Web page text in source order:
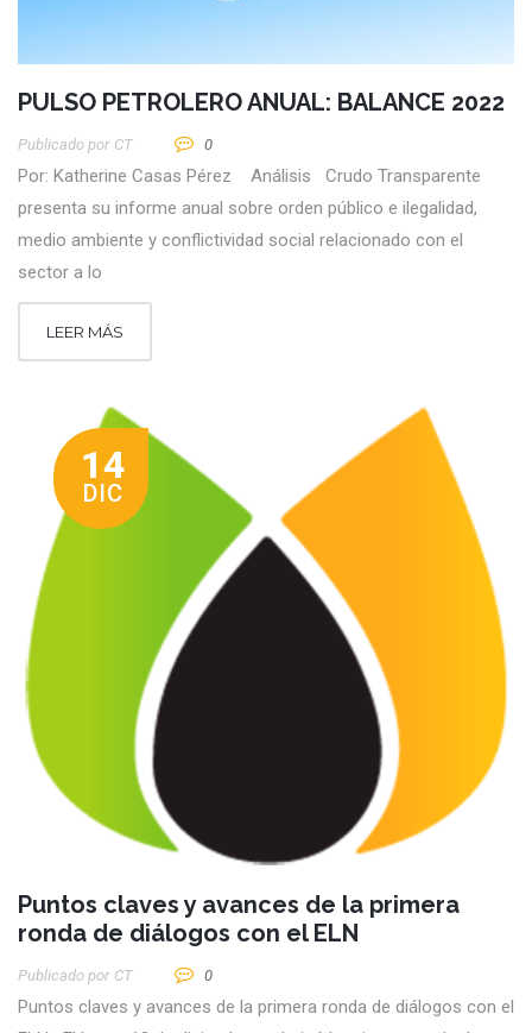
PULSO PETROLERO ANUAL: BALANCE 2022
Publicado por CT 0
Por: Katherine Casas Pérez Análisis Crudo Transparente
presenta su informe anual sobre orden público e ilegalidad,
medio ambiente y conflictividad social relacionado con el
sector a lo
LEER MÁS
14
DIC
Puntos claves y avances de la primera
ronda de diálogos con el ELN
Publicado por CT 0
Puntos claves y avances de la primera ronda de diálogos con el